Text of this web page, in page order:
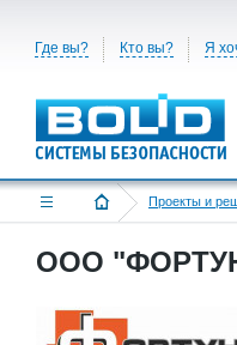
Где вы? Кто вы? Я
Проекты и
ООО